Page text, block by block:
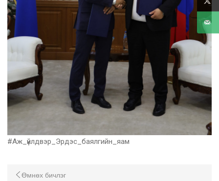
#Аж_үйлдвэр_Эрдэс_баялгийн_яам
Өмнөх бичлэг